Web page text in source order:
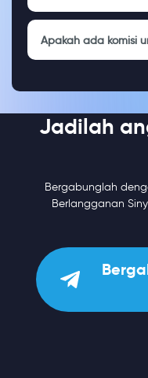
Apakah ada komisi
Jadilah
Bergabunglah
Berlangganan